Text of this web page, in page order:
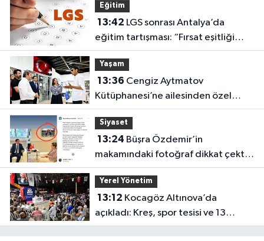
Eğitim
13:42
eğitim tartışması: “Fırsat eşitliği
yok”
Yaşam
13:36
Kütüphanesi’ne ailesinden özel
bağış
Siyaset
13:24
makamındaki fotoğraf dikkat çekti:
Özgür Özel ve Muhittin Böcek!
Yerel Yönetim
13:12
açıkladı: Kreş, spor tesisi ve 13
dönümlük park geliyor